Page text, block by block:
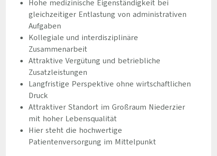
Hohe medizinische Eigenständigkeit bei
gleichzeitiger Entlastung von administrativen
Aufgaben
Kollegiale und interdisziplinäre
Zusammenarbeit
Attraktive Vergütung und betriebliche
Zusatzleistungen
Langfristige Perspektive ohne wirtschaftlichen
Druck
Attraktiver Standort im Großraum Niederzier
mit hoher Lebensqualität
Hier steht die hochwertige
Patientenversorgung im Mittelpunkt